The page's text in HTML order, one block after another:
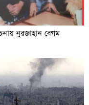
নুরজাহান বেগম